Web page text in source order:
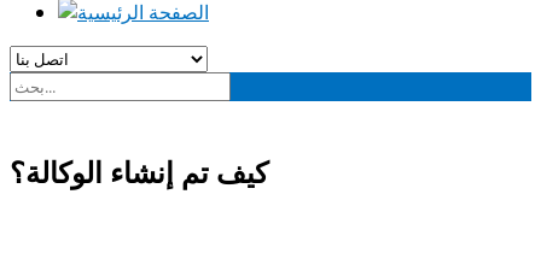
كيف تم إنشاء الوكالة؟